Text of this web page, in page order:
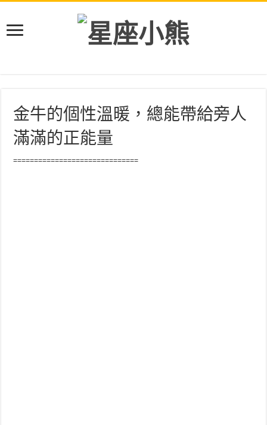
金牛的個性溫暖，總能帶給旁人
滿滿的正能量
==============================